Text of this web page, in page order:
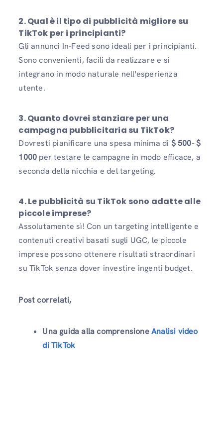
2.Qual è il tipo di pubblicità migliore su
TikTok per i principianti?
Gli annunci In-Feed sono ideali per i principianti.
Sono convenienti, facili da realizzare e si
integrano in modo naturale nell'esperienza
utente.
3. Quanto dovrei stanziare per una
campagna pubblicitaria su TikTok?
Dovresti pianificare una spesa minima di $ 500- $
1000 per testare le campagne in modo efficace, a
seconda della nicchia e del targeting.
4.Le pubblicità su TikTok sono adatte alle
piccole imprese?
Assolutamente sì! Con un targeting intelligente e
contenuti creativi basati sugli UGC, le piccole
imprese possono ottenere risultati straordinari
su TikTok senza dover investire ingenti budget.
Post correlati,
Una guida alla comprensioneAnalisi video
di TikTok